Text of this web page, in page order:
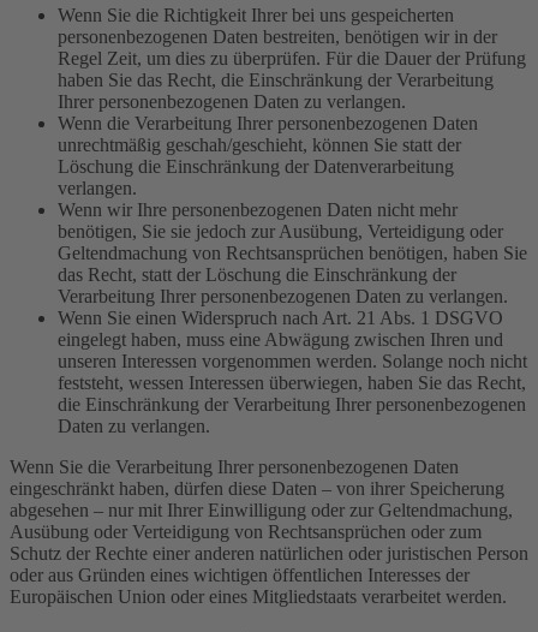
Wenn Sie die Richtigkeit Ihrer bei uns gespeicherten
personenbezogenen Daten bestreiten, benötigen wir in der
Regel Zeit, um dies zu überprüfen. Für die Dauer der Prüfung
haben Sie das Recht, die Einschränkung der Verarbeitung
Ihrer personenbezogenen Daten zu verlangen.
Wenn die Verarbeitung Ihrer personenbezogenen Daten
unrechtmäßig geschah/geschieht, können Sie statt der
Löschung die Einschränkung der Datenverarbeitung
verlangen.
Wenn wir Ihre personenbezogenen Daten nicht mehr
benötigen, Sie sie jedoch zur Ausübung, Verteidigung oder
Geltendmachung von Rechtsansprüchen benötigen, haben Sie
das Recht, statt der Löschung die Einschränkung der
Verarbeitung Ihrer personenbezogenen Daten zu verlangen.
Wenn Sie einen Widerspruch nach Art. 21 Abs. 1 DSGVO
eingelegt haben, muss eine Abwägung zwischen Ihren und
unseren Interessen vorgenommen werden. Solange noch nicht
feststeht, wessen Interessen überwiegen, haben Sie das Recht,
die Einschränkung der Verarbeitung Ihrer personenbezogenen
Daten zu verlangen.
Wenn Sie die Verarbeitung Ihrer personenbezogenen Daten
eingeschränkt haben, dürfen diese Daten – von ihrer Speicherung
abgesehen – nur mit Ihrer Einwilligung oder zur Geltendmachung,
Ausübung oder Verteidigung von Rechtsansprüchen oder zum
Schutz der Rechte einer anderen natürlichen oder juristischen Person
oder aus Gründen eines wichtigen öffentlichen Interesses der
Europäischen Union oder eines Mitgliedstaats verarbeitet werden.